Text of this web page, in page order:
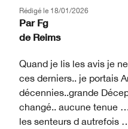
Rédigé le 18/01/2026
Par Fg
de Reims
Quand je lis les avis je
ces derniers.. je portais
décennies..grande
changé.. aucune tenue
les senteurs d autrefois